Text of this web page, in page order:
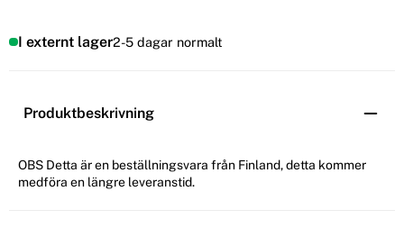
I externt lager2-5 dagar normalt
Produktbeskrivning
OBS Detta är en beställningsvara från Finland, detta kommer
medföra en längre leveranstid.